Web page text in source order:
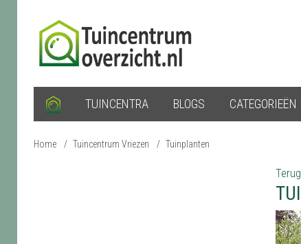
TUINCENTRA BLOGS CATEGORIEËN
Home / Tuincentrum Vriezen / Tuinplanten